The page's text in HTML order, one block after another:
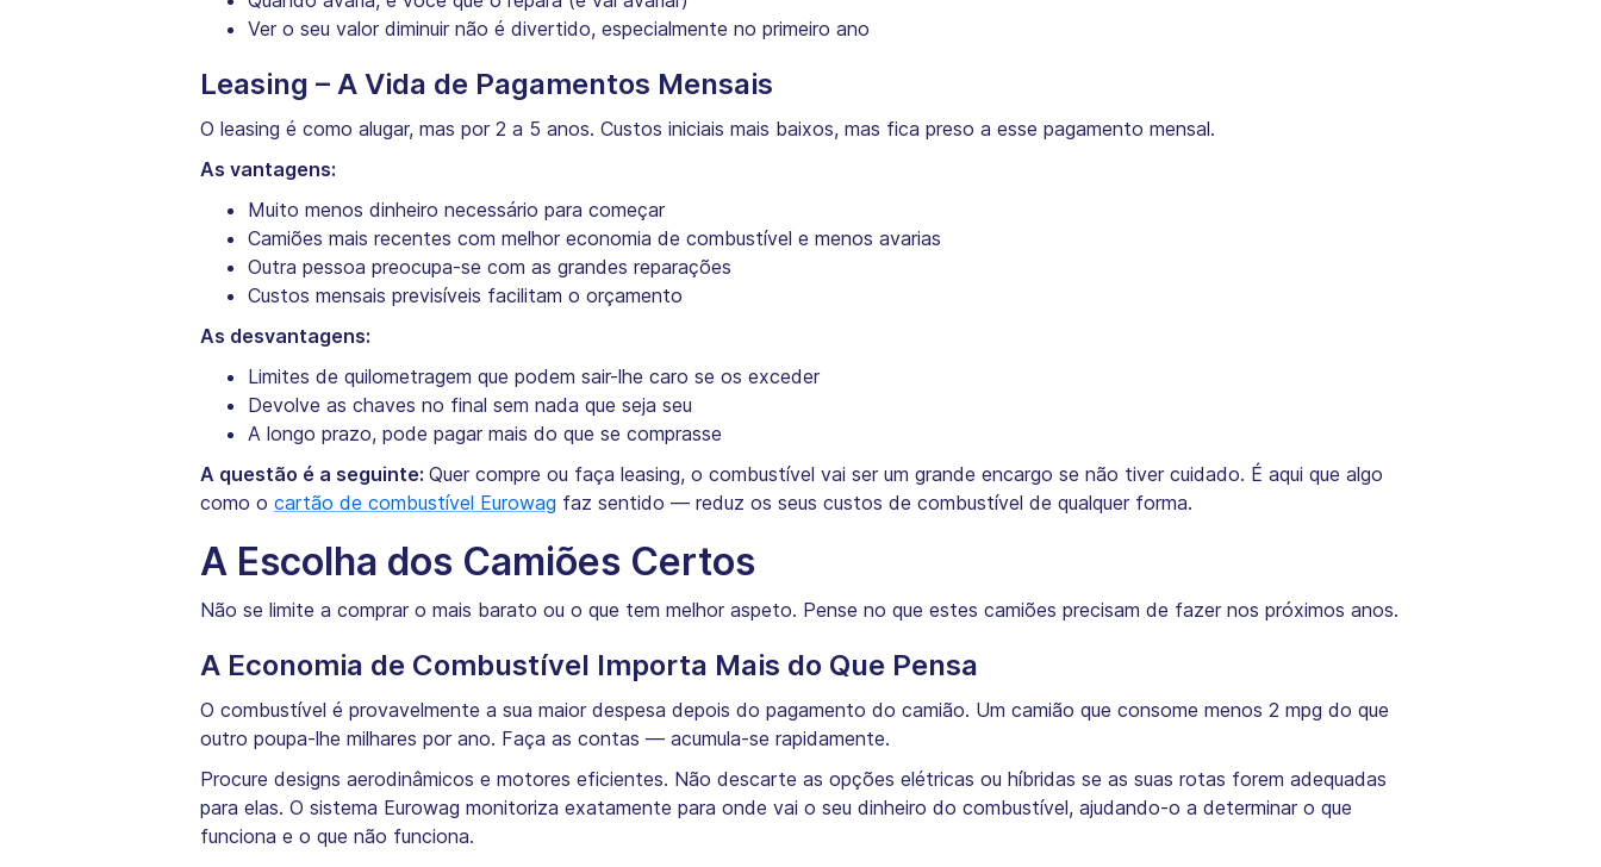
Ver o seu valor diminuir não é divertido, especialmente no primeiro ano
Leasing – A Vida de Pagamentos Mensais
O leasing é como alugar, mas por 2 a 5 anos. Custos iniciais mais baixos, mas fica preso a esse pagamento mensal.
As vantagens:
Muito menos dinheiro necessário para começar
Camiões mais recentes com melhor economia de combustível e menos avarias
Outra pessoa preocupa-se com as grandes reparações
Custos mensais previsíveis facilitam o orçamento
As desvantagens:
Limites de quilometragem que podem sair-lhe caro se os exceder
Devolve as chaves no final sem nada que seja seu
A longo prazo, pode pagar mais do que se comprasse
A questão é a seguinte: Quer compre ou faça leasing, o combustível vai ser um grande encargo se não tiver cuidado. É aqui que algo
como o cartão de combustível Eurowag faz sentido — reduz os seus custos de combustível de qualquer forma.
A Escolha dos Camiões Certos
Não se limite a comprar o mais barato ou o que tem melhor aspeto. Pense no que estes camiões precisam de fazer nos próximos anos.
A Economia de Combustível Importa Mais do Que Pensa
O combustível é provavelmente a sua maior despesa depois do pagamento do camião. Um camião que consome menos 2 mpg do que
outro poupa-lhe milhares por ano. Faça as contas — acumula-se rapidamente.
Procure designs aerodinâmicos e motores eficientes. Não descarte as opções elétricas ou híbridas se as suas rotas forem adequadas
para elas. O sistema Eurowag monitoriza exatamente para onde vai o seu dinheiro do combustível, ajudando-o a determinar o que
funciona e o que não funciona.